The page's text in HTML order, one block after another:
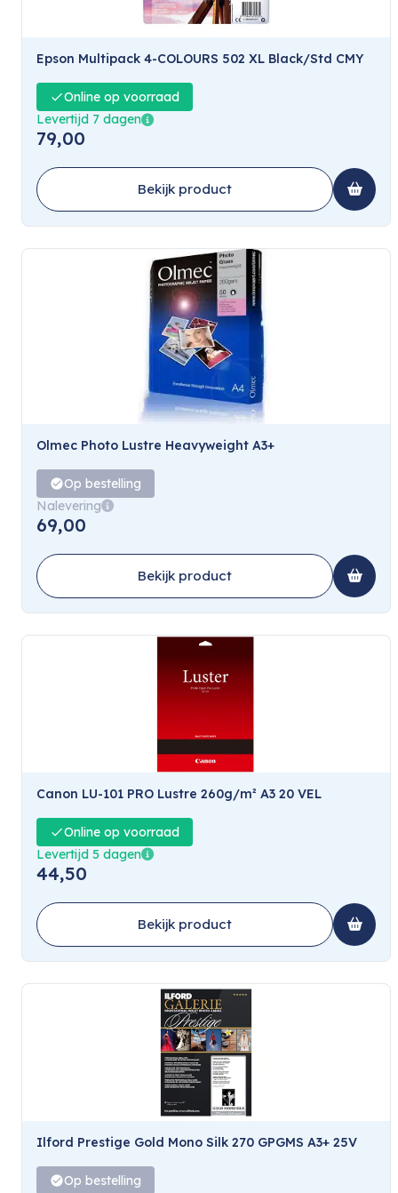
Epson Multipack 4-COLOURS 502 XL Black/Std CMY
Online op voorraad
Levertijd 7 dagen
79,00
Bekijk product
Olmec Photo Lustre Heavyweight A3+
Op bestelling
Nalevering
69,00
Bekijk product
Canon LU-101 PRO Lustre 260g/m² A3 20 VEL
Online op voorraad
Levertijd 5 dagen
44,50
Bekijk product
Ilford Prestige Gold Mono Silk 270 GPGMS A3+ 25V
Op bestelling